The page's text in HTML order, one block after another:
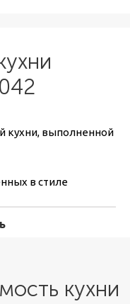
кухни, выполненной
в стиле
секции оформлены
дополненакухни